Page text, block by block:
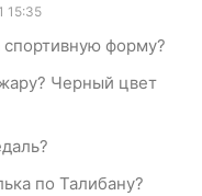
15:35
спортивную форму?
Черный цвет
по Талибану?